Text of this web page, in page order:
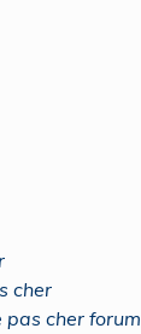
cher
cher forum